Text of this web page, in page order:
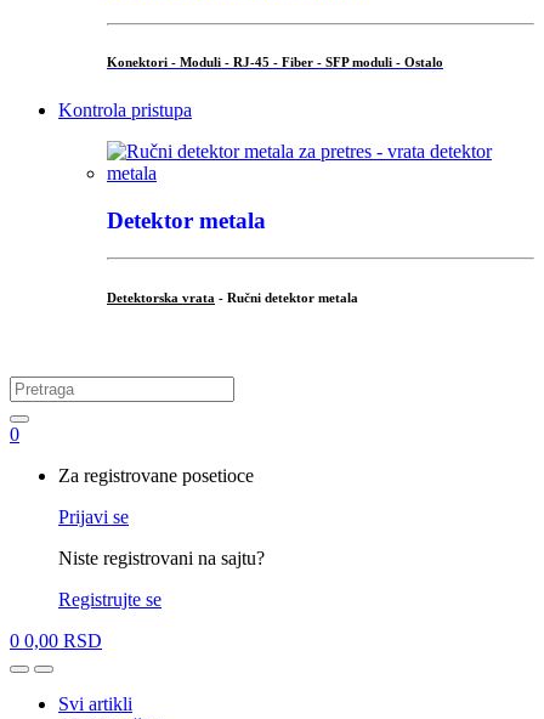
Konektori - Moduli - RJ-45 - Fiber - SFP moduli - Ostalo
Kontrola pristupa
Detektor metala
Detektorska vrata - Ručni detektor metala
Search
for:
0
Za registrovane posetioce
Prijavi se
Niste registrovani na sajtu?
Registrujte se
0 0,00 RSD
OpenClose
Svi artikli